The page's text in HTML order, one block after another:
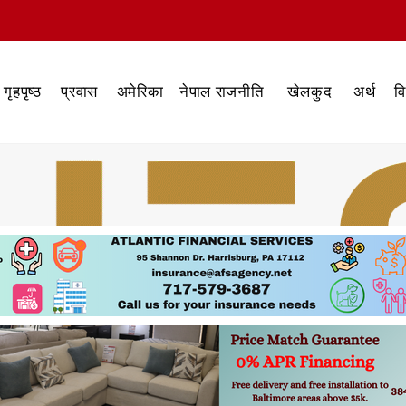
गृहपृष्ठ प्रवास अमेरिका नेपाल राजनीति खेलकुद अर्थ